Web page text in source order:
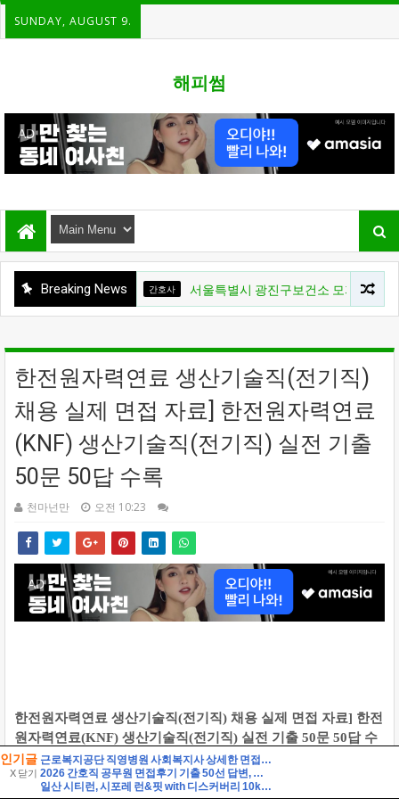
인기글
X 닫기
근로복지공단 직영병원 사회복지사 상세한 면접후기 7명 및 기출질문 기관 직무상식 정리 [근로복지공단 병원 사회복지사 면접]
2026 간호직 공무원 면접후기 기출 50선 답변, 실제 면접 8인의 후기 - 해피썸
일산 시티런, 시포레 런&핏 with 디스커버리 10km 달리기